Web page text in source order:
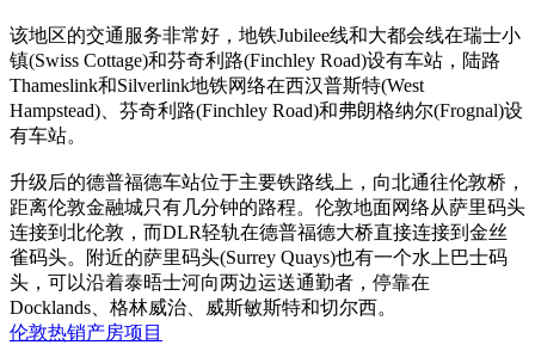
该地区的交通服务非常好，地铁Jubilee线和大都会线在瑞士小
镇(Swiss Cottage)和芬奇利路(Finchley Road)设有车站，陆路
Thameslink和Silverlink地铁网络在西汉普斯特(West
Hampstead)、芬奇利路(Finchley Road)和弗朗格纳尔(Frognal)设
有车站。
升级后的德普福德车站位于主要铁路线上，向北通往伦敦桥，
距离伦敦金融城只有几分钟的路程。伦敦地面网络从萨里码头
连接到北伦敦，而DLR轻轨在德普福德大桥直接连接到金丝
雀码头。附近的萨里码头(Surrey Quays)也有一个水上巴士码
头，可以沿着泰晤士河向两边运送通勤者，停靠在
Docklands、格林威治、威斯敏斯特和切尔西。
伦敦热销产房项目